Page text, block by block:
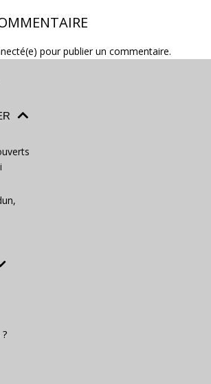
pour publier un commentaire.
& contact